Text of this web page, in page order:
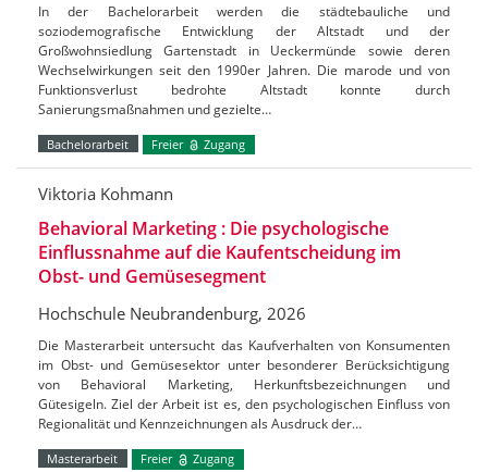
In der Bachelorarbeit werden die städtebauliche und
soziodemografische Entwicklung der Altstadt und der
Großwohnsiedlung Gartenstadt in Ueckermünde sowie deren
Wechselwirkungen seit den 1990er Jahren. Die marode und von
Funktionsverlust bedrohte Altstadt konnte durch
Sanierungsmaßnahmen und gezielte…
Bachelorarbeit Freier Zugang
Viktoria Kohmann
Behavioral Marketing : Die psychologische
Einflussnahme auf die Kaufentscheidung im
Obst- und Gemüsesegment
Hochschule Neubrandenburg, 2026
Die Masterarbeit untersucht das Kaufverhalten von Konsumenten
im Obst- und Gemüsesektor unter besonderer Berücksichtigung
von Behavioral Marketing, Herkunftsbezeichnungen und
Gütesigeln. Ziel der Arbeit ist es, den psychologischen Einfluss von
Regionalität und Kennzeichnungen als Ausdruck der…
Masterarbeit Freier Zugang